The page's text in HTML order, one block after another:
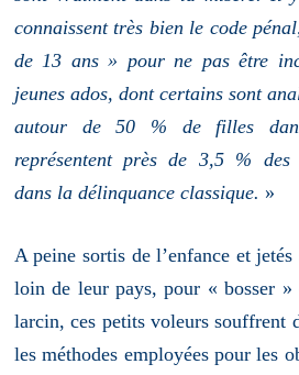
connaissent très bien le code
de 13 ans » pour ne pas être
jeunes ados, dont certains sont
autour de 50 % de filles
représentent près de 3,5 % des
dans la délinquance classique. »
A peine sortis de l’enfance et
loin de leur pays, pour « bosser »
larcin, ces petits voleurs souffrent
les méthodes employées pour les